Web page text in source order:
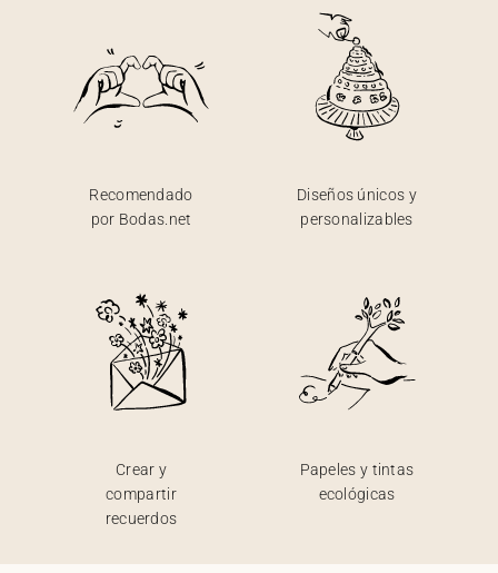
Recomendado
por Bodas.net
Diseños únicos y
personalizables
Crear y
compartir
recuerdos
Papeles y tintas
ecológicas